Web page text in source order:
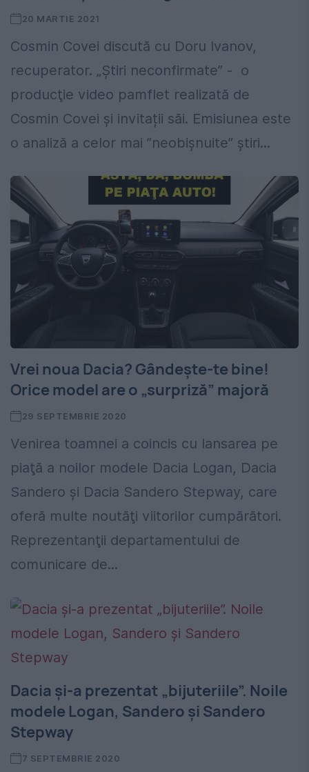
20 MARTIE 2021
Cosmin Covei discută cu Doru Ivanov,
recuperator. „Știri neconfirmate” - o
producţie video pamflet realizată de
Cosmin Covei și invitații săi. Emisiunea este
o analiză a celor mai ”neobișnuite” știri...
Vrei noua Dacia? Gândeşte-te bine!
Orice model are o „surpriză” majoră
29 SEPTEMBRIE 2020
Venirea toamnei a coincis cu lansarea pe
piaţă a noilor modele Dacia Logan, Dacia
Sandero şi Dacia Sandero Stepway, care
oferă multe noutăţi viitorilor cumpărători.
Reprezentanţii departamentului de
comunicare de...
Dacia și-a prezentat „bijuteriile”. Noile
modele Logan, Sandero și Sandero
Stepway
7 SEPTEMBRIE 2020